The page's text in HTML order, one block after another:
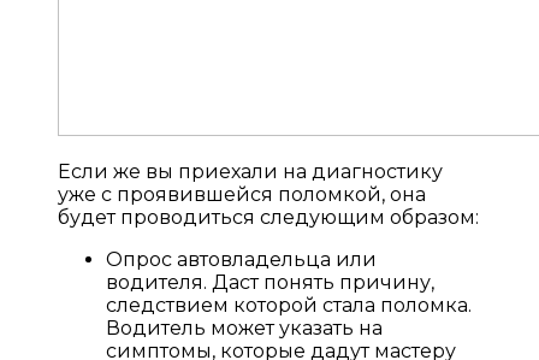
Если же вы приехали на диагностику
уже с проявившейся поломкой, она
будет проводиться следующим образом:
Опрос автовладельца или
водителя. Даст понять причину,
следствием которой стала поломка.
Водитель может указать на
симптомы, которые дадут мастеру